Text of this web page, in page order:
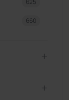
625
660